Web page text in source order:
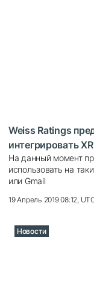
Weiss Ratings
интегрировать
На данный момент
использовать на
или Gmail
19 Апрель 2019 08:12,
Новости